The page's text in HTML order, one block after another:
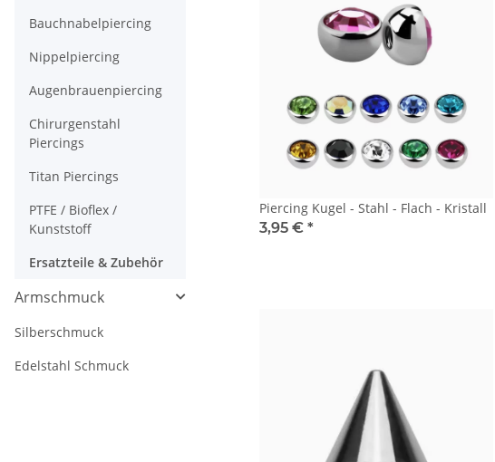
Piercing Kugel - Stahl - Flach - Kristall
3,95 €*
Bauchnabelpiercing
Nippelpiercing
Augenbrauenpiercing
Chirurgenstahl
Piercings
Titan Piercings
PTFE / Bioflex /
Kunststoff
Ersatzteile & Zubehör
Armschmuck
Silberschmuck
Edelstahl Schmuck